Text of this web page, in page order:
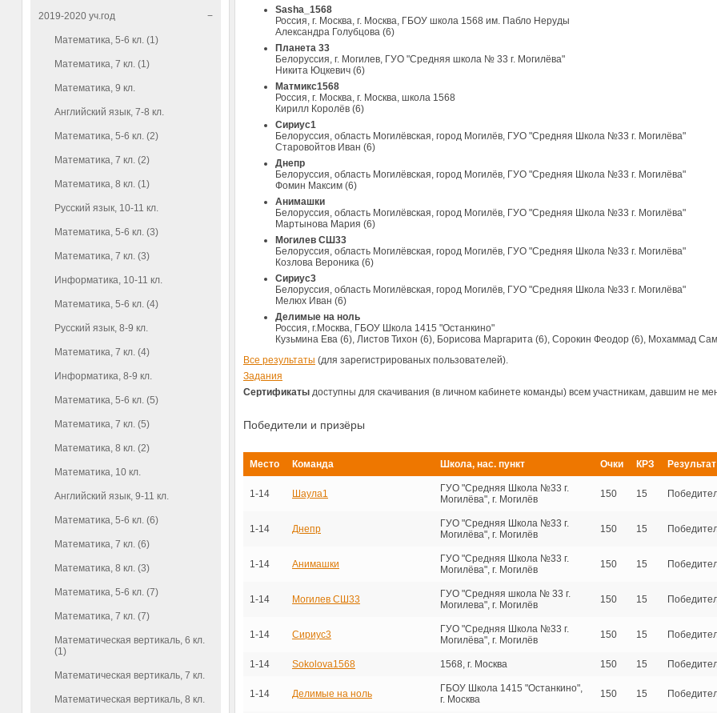
−
2019-2020 уч.год
Математика, 5-6 кл. (1)
Математика, 7 кл. (1)
Математика, 9 кл.
Английский язык, 7-8 кл.
Математика, 5-6 кл. (2)
Математика, 7 кл. (2)
Математика, 8 кл. (1)
Русский язык, 10-11 кл.
Математика, 5-6 кл. (3)
Математика, 7 кл. (3)
Информатика, 10-11 кл.
Математика, 5-6 кл. (4)
Русский язык, 8-9 кл.
Математика, 7 кл. (4)
Информатика, 8-9 кл.
Математика, 5-6 кл. (5)
Математика, 7 кл. (5)
Математика, 8 кл. (2)
Математика, 10 кл.
Английский язык, 9-11 кл.
Математика, 5-6 кл. (6)
Математика, 7 кл. (6)
Математика, 8 кл. (3)
Математика, 5-6 кл. (7)
Математика, 7 кл. (7)
Математическая вертикаль, 6 кл.
(1)
Математическая вертикаль, 7 кл.
Математическая вертикаль, 8 кл.
Sasha_1568
Россия, г. Москва, г. Москва, ГБОУ школа 1568 им. Пабло Неруды
Александра Голубцова (6)
Планета 33
Белоруссия, г. Могилев, ГУО "Средняя школа № 33 г. Могилёва"
Никита Юцкевич (6)
Матмикс1568
Россия, г. Москва, г. Москва, школа 1568
Кирилл Королёв (6)
Сириус1
Белоруссия, область Могилёвская, город Могилёв, ГУО "Средняя Школа №33 г. Могилёва"
Старовойтов Иван (6)
Днепр
Белоруссия, область Могилёвская, город Могилёв, ГУО "Средняя Школа №33 г. Могилёва"
Фомин Максим (6)
Анимашки
Белоруссия, область Могилёвская, город Могилёв, ГУО "Средняя Школа №33 г. Могилёва"
Мартынова Мария (6)
Могилев СШ33
Белоруссия, область Могилёвская, город Могилёв, ГУО "Средняя Школа №33 г. Могилёва"
Козлова Вероника (6)
Сириус3
Белоруссия, область Могилёвская, город Могилёв, ГУО "Средняя Школа №33 г. Могилёва"
Мелюх Иван (6)
Делимые на ноль
Россия, г.Москва, ГБОУ Школа 1415 "Останкино"
Кузьмина Ева (6), Листов Тихон (6), Борисова Маргарита (6), Сорокин Феодор (6), Мохаммад
Все результаты (для зарегистрированых пользователей).
Задания
Сертификаты доступны для скачивания (в личном кабинете команды) всем участникам, давшим не
Победители и призёры
Место Команда Школа, нас. пункт Очки КРЗ Результат
1-14 Шаула1
ГУО "Средняя Школа №33 г.
Могилёва", г. Могилёв
150 15
1-14 Днепр
ГУО "Средняя Школа №33 г.
Могилёва", г. Могилёв
150 15
1-14 Анимашки
ГУО "Средняя Школа №33 г.
Могилёва", г. Могилёв
150 15
1-14 Могилев СШ33
ГУО "Средняя школа № 33 г.
Могилева", г. Могилёв
150 15
1-14 Сириус3
ГУО "Средняя Школа №33 г.
Могилёва", г. Могилёв
150 15
1-14 Sokolova1568 1568, г. Москва 150 15
1-14 Делимые на ноль
ГБОУ Школа 1415 "Останкино",
г. Москва
150 15